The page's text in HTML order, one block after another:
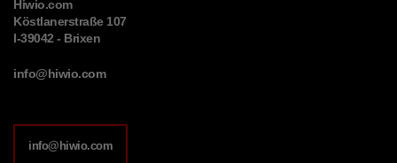
Hiwio.com
Köstlanerstraße 107
I-39042 - Brixen
info@hiwio.com
info@hiwio.com